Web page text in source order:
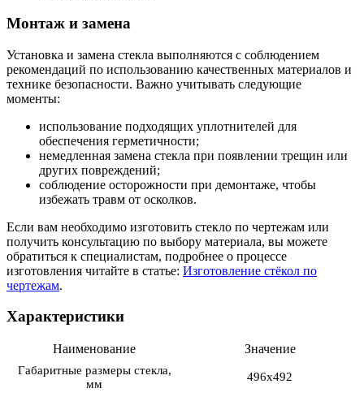
Монтаж и замена
Установка и замена стекла выполняются с соблюдением
рекомендаций по использованию качественных материалов и
технике безопасности. Важно учитывать следующие
моменты:
использование подходящих уплотнителей для
обеспечения герметичности;
немедленная замена стекла при появлении трещин или
других повреждений;
соблюдение осторожности при демонтаже, чтобы
избежать травм от осколков.
Если вам необходимо изготовить стекло по чертежам или
получить консультацию по выбору материала, вы можете
обратиться к специалистам, подробнее о процессе
изготовления читайте в статье: Изготовление стёкол по
чертежам.
Характеристики
Наименование Значение
Габаритные размеры стекла,
мм
496х492